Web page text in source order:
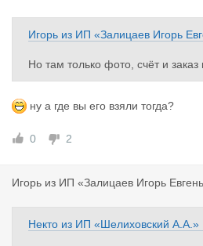
Игорь из ИП «Залицаев Игорь
Но там только фото, счёт и
ну а где вы его взяли тогда?
0 2
Игорь из ИП «Залицаев Игорь
Некто из ИП «Шелиховский А.А.»